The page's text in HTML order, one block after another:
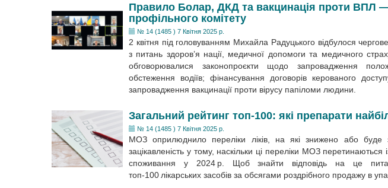
Правило Болар, ДКД та вакцинація проти ВПЛ —
профільного комітету
№ 14 (1485 ) 7 Квітня 2025 р.
2 квітня під головуванням Михайла Радуцького відбулося
з питань здоров’я нації, медичної допомоги та медичного
обговорювалися законопроєкти щодо запровадження
обстеження водіїв; фінансування договорів керованого
запровадження вакцинації проти вірусу папіломи людини.
Загальний рейтинг топ-100: які препарати
№ 14 (1485 ) 7 Квітня 2025 р.
МОЗ оприлюднило переліки ліків, на які знижено або буде
зацікавленість у тому, наскільки ці переліки МОЗ
споживання у 2024 р. Щоб знайти відповідь на це
топ-100 лікарських засобів за обсягами роздрібного продажу в